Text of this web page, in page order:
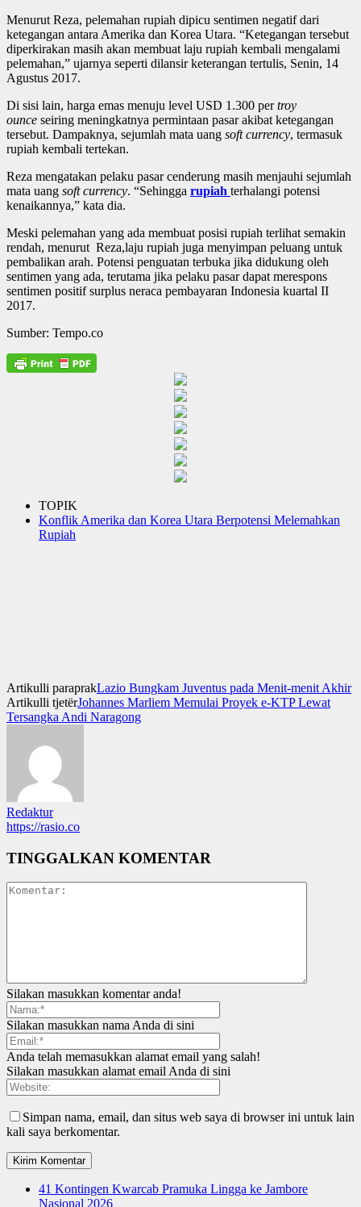
Menurut Reza, pelemahan rupiah dipicu sentimen negatif dari
ketegangan antara Amerika dan Korea Utara. “Ketegangan tersebut
diperkirakan masih akan membuat laju rupiah kembali mengalami
pelemahan,” ujarnya seperti dilansir keterangan tertulis, Senin, 14
Agustus 2017.
Di sisi lain, harga emas menuju level USD 1.300 pertroy
ounce seiring meningkatnya permintaan pasar akibat ketegangan
tersebut. Dampaknya, sejumlah mata uang soft currency, termasuk
rupiah kembali tertekan.
Reza mengatakan pelaku pasar cenderung masih menjauhi sejumlah
mata uang soft currency. “Sehingga rupiah terhalangi potensi
kenaikannya,” kata dia.
Meski pelemahan yang ada membuat posisi rupiah terlihat semakin
rendah, menurut Reza,laju rupiah juga menyimpan peluang untuk
pembalikan arah. Potensi penguatan terbuka jika didukung oleh
sentimen yang ada, terutama jika pelaku pasar dapat merespons
sentimen positif surplus neraca pembayaran Indonesia kuartal II
2017.
Sumber: Tempo.co
TOPIK
Konflik Amerika dan Korea Utara Berpotensi Melemahkan
Rupiah
Artikulli paraprakLazio Bungkam Juventus pada Menit-menit Akhir
Artikulli tjetërJohannes Marliem Memulai Proyek e-KTP Lewat
Tersangka Andi Naragong
Redaktur
https://rasio.co
TINGGALKAN KOMENTAR
Silakan masukkan komentar anda!
Silakan masukkan nama Anda di sini
Anda telah memasukkan alamat email yang salah!
Silakan masukkan alamat email Anda di sini
Simpan nama, email, dan situs web saya di browser ini untuk lain
kali saya berkomentar.
41 Kontingen Kwarcab Pramuka Lingga ke Jambore
Nasional 2026